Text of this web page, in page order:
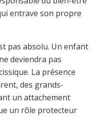
entrave son propre
pas absolu. Un enfant
deviendra pas
La présence
des grands-
un attachement
un rôle protecteur